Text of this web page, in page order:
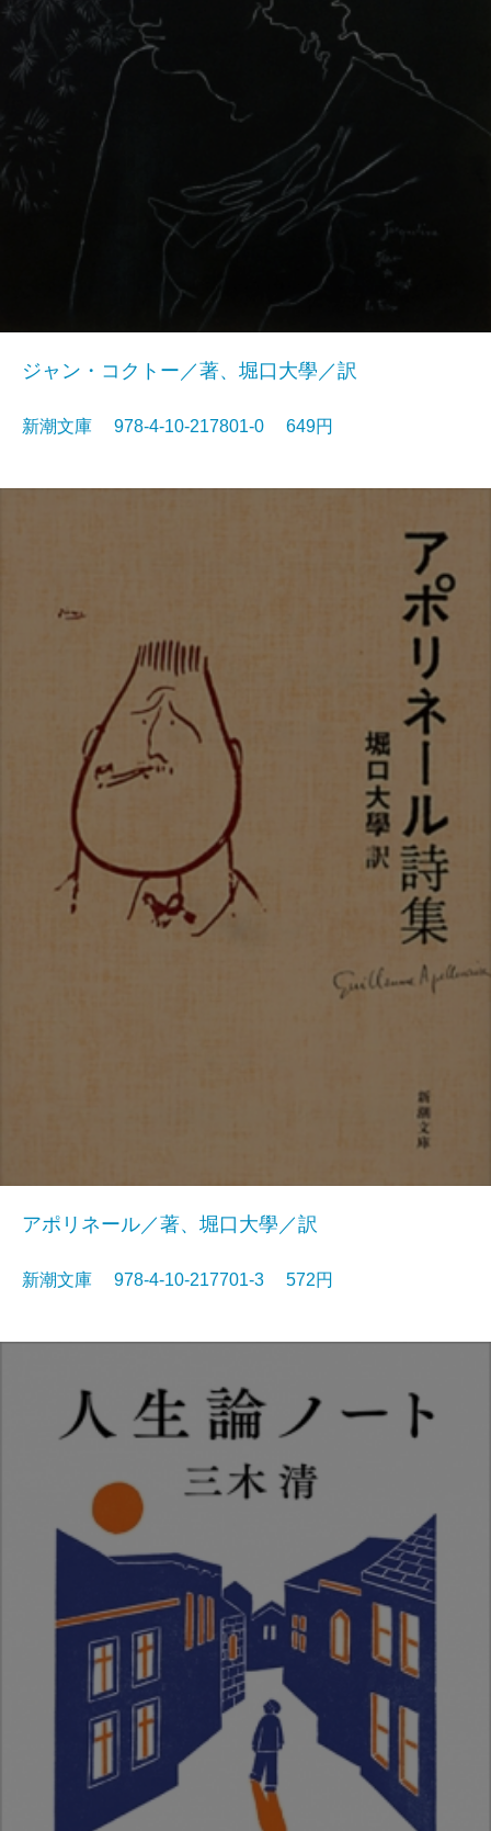
ジャン・コクトー／著、堀口大學／訳
新潮文庫 978-4-10-217801-0 649円
アポリネール／著、堀口大學／訳
新潮文庫 978-4-10-217701-3 572円